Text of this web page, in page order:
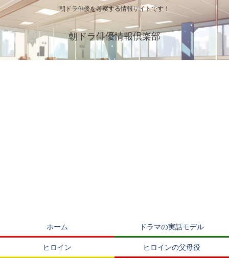
朝ドラ俳優を考察する情報サイトです！
朝ドラ俳優情報倶楽部
ホーム ドラマの実話モデル
ヒロイン ヒロインの父母役